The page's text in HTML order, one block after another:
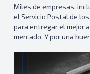
Miles de empresas,
el Servicio Postal de
para entregar el mejor
mercado. Y por una